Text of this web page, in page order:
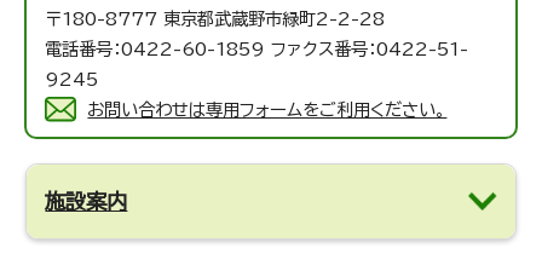
〒180-8777 東京都武蔵野市緑町2-2-28
電話番号：0422-60-1859 ファクス番号：0422-51-
9245
お問い合わせは専用フォームをご利用ください。
施設案内